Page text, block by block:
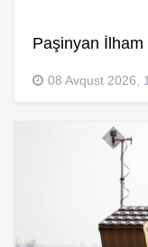
Paşinyan
08 Avqust 2026,